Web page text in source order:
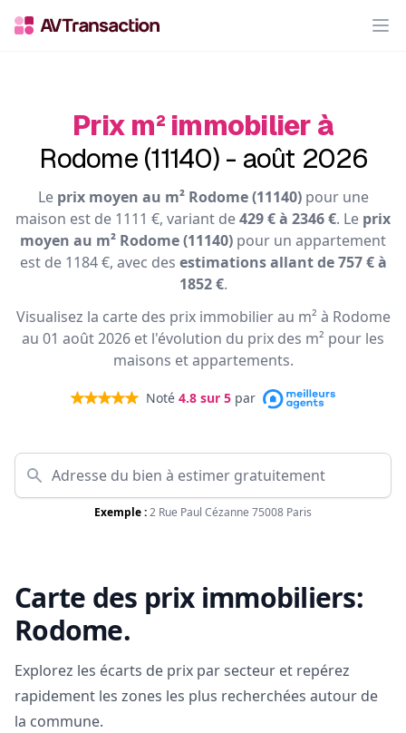
Prix m² immobilier à
Rodome (11140) - août 2026
Le prix moyen au m² Rodome (11140)pour une
maison est de 1111 €, variant de429 € à 2346 €. Le prix
moyen au m² Rodome (11140) pour un appartement
est de 1184 €, avec des estimations allant de 757 € à
1852 €.
Visualisez la carte des prix immobilier au m² à Rodome
au 01 août 2026 et l'évolution du prix des m² pour les
maisons et appartements.
Noté 4.8 sur 5 par
Exemple :2 Rue Paul Cézanne 75008 Paris
Carte des prix immobiliers:
Rodome.
Explorez les écarts de prix par secteur et repérez
rapidement les zones les plus recherchées autour de
la commune.